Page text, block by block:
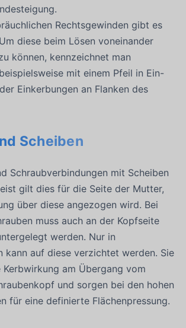
Rechtsgewinden gibt es
diese beim Lösen voneinander
können, kennzeichnet man
mit einem Pfeil in Ein-
Einkerbungen an Flanken des
Scheiben
Schraubverbindungen mit Scheiben
gilt dies für die Seite der Mutter,
über diese angezogen wird. Bei
muss auch an der Kopfseite
werden. Nur in
kann auf diese verzichtet werden. Sie
Kerbwirkung am Übergang vom
und sorgen bei den hohen
für eine definierte Flächenpressung.